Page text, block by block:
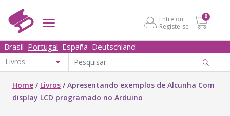
Entre ou
Registe-se
0
Brasil Portugal España Deutschland
Home / Livros /Apresentando exemplos de Alcunha Com
display LCD programado no Arduino